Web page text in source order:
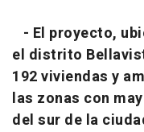
- El proyecto,
el distrito
192 viviendas y
las zonas con
del sur de la